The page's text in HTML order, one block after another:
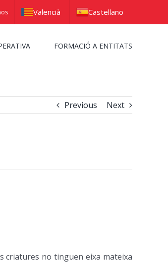
Valencià Castellano
FORMACIÓ A ENTITATS
Previous Next
criatures no tinguen eixa mateixa